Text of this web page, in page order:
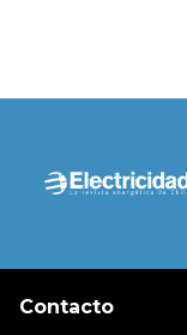
Contacto